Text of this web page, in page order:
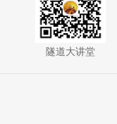
隧道大讲堂